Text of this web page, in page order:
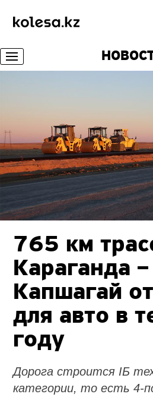
765 км
Караганда –
Капшагай
для авто в
году
Дорога строится IБ
категории, то есть 4-